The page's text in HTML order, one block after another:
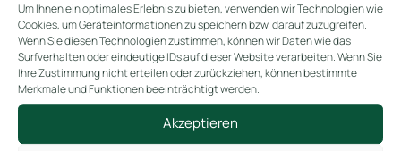
Um Ihnen ein optimales Erlebnis zu bieten, verwenden wir Technologien wie
Cookies, um Geräteinformationen zu speichern bzw. darauf zuzugreifen.
Wenn Sie diesen Technologien zustimmen, können wir Daten wie das
Surfverhalten oder eindeutige IDs auf dieser Website verarbeiten. Wenn Sie
Ihre Zustimmung nicht erteilen oder zurückziehen, können bestimmte
Merkmale und Funktionen beeinträchtigt werden.
Akzeptieren